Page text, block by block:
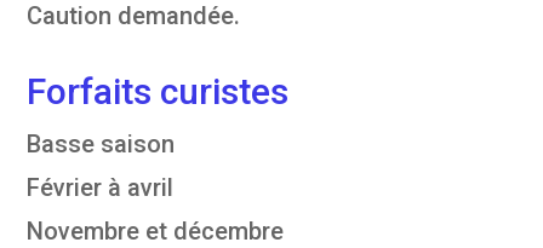
Caution demandée.
Forfaits curistes
Basse saison
Février à avril
Novembre et décembre